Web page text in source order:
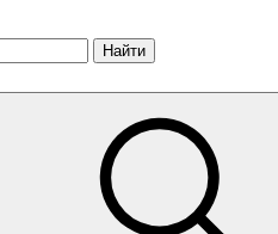
Найти